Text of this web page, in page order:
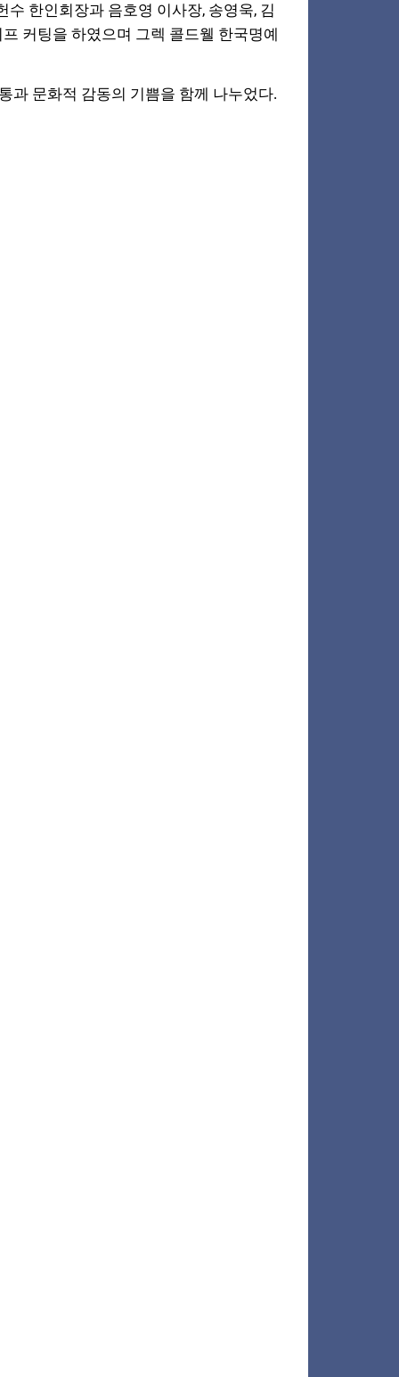
한인회장과 음호영 이사장, 송영욱, 김
커팅을 하였으며 그렉 콜드웰 한국명예
과 문화적 감동의 기쁨을 함께 나누었다.